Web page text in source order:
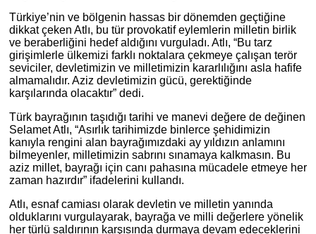
Türkiye’nin ve bölgenin hassas bir dönemden geçtiğine
dikkat çeken Atlı, bu tür provokatif eylemlerin milletin birlik
ve beraberliğini hedef aldığını vurguladı. Atlı, “Bu tarz
girişimlerle ülkemizi farklı noktalara çekmeye çalışan terör
seviciler, devletimizin ve milletimizin kararlılığını asla hafife
almamalıdır. Aziz devletimizin gücü, gerektiğinde
karşılarında olacaktır” dedi.
Türk bayrağının taşıdığı tarihi ve manevi değere de değinen
Selamet Atlı, “Asırlık tarihimizde binlerce şehidimizin
kanıyla rengini alan bayrağımızdaki ay yıldızın anlamını
bilmeyenler, milletimizin sabrını sınamaya kalkmasın. Bu
aziz millet, bayrağı için canı pahasına mücadele etmeye her
zaman hazırdır” ifadelerini kullandı.
Atlı, esnaf camiası olarak devletin ve milletin yanında
olduklarını vurgulayarak, bayrağa ve milli değerlere yönelik
her türlü saldırının karşısında durmaya devam edeceklerini